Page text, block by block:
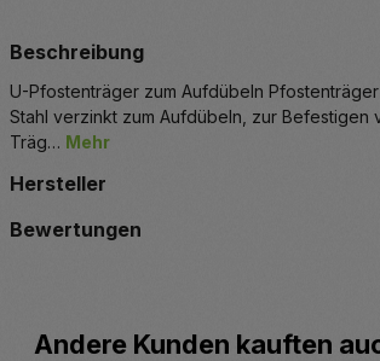
Beschreibung
U-Pfostenträger zum Aufdübeln Pfostenträger
Stahl verzinkt zum Aufdübeln, zur Befestigen
Träg… Mehr
Hersteller
Bewertungen
Produktgalerie überspringen
Andere Kunden kauften